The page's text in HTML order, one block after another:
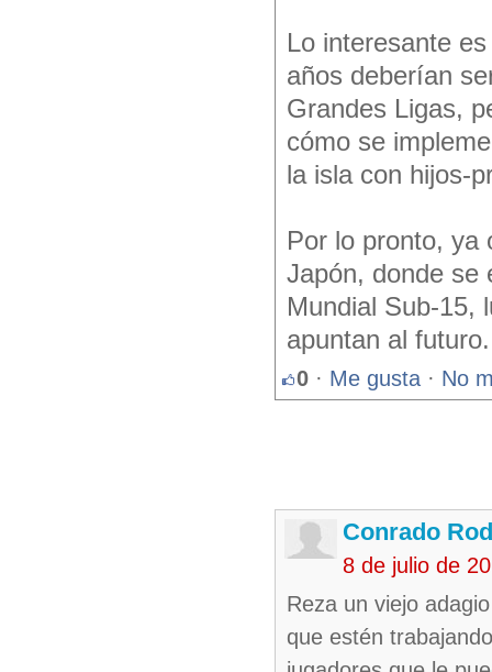
Lo interesante
años deberían
Grandes Ligas,
cómo se
la isla con hijos-
Por lo pronto, ya
Japón, donde se
Mundial Sub-15,
apuntan al futuro.
0 · Me gusta · No
Conrado
8 de julio de
Reza un viejo
que estén